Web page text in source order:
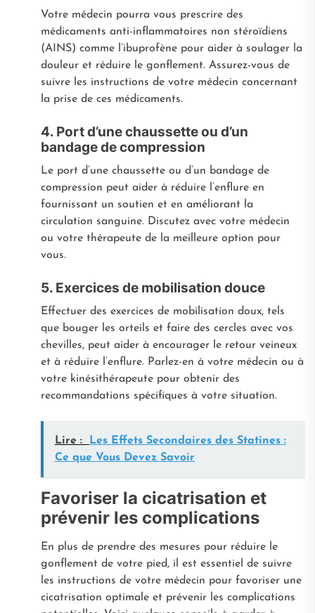
Votre médecin pourra vous prescrire des
médicaments anti-inflammatoires non stéroïdiens
(AINS) comme l’ibuprofène pour aider à soulager la
douleur et réduire le gonflement. Assurez-vous de
suivre les instructions de votre médecin concernant
la prise de ces médicaments.
4. Port d’une chaussette ou d’un
bandage de compression
Le port d’une chaussette ou d’un bandage de
compression peut aider à réduire l’enflure en
fournissant un soutien et en améliorant la
circulation sanguine. Discutez avec votre médecin
ou votre thérapeute de la meilleure option pour
vous.
5. Exercices de mobilisation douce
Effectuer des exercices de mobilisation doux, tels
que bouger les orteils et faire des cercles avec vos
chevilles, peut aider à encourager le retour veineux
et à réduire l’enflure. Parlez-en à votre médecin ou à
votre kinésithérapeute pour obtenir des
recommandations spécifiques à votre situation.
Lire :
Les Effets Secondaires des Statines :
Ce que Vous Devez Savoir
Favoriser la cicatrisation et
prévenir les complications
En plus de prendre des mesures pour réduire le
gonflement de votre pied, il est essentiel de suivre
les instructions de votre médecin pour favoriser une
cicatrisation optimale et prévenir les complications